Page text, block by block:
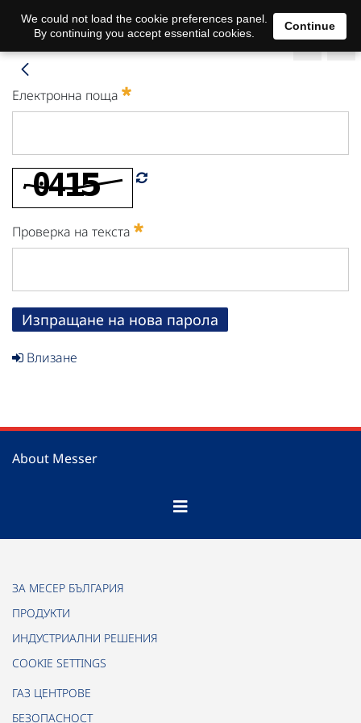
Електронна поща
Проверка на текста
Изпращане на нова парола
Влизане
About Messer
ЗА МЕСЕР БЪЛГАРИЯ
ПРОДУКТИ
ИНДУСТРИАЛНИ РЕШЕНИЯ
COOKIE SETTINGS
ГАЗ ЦЕНТРОВЕ
БЕЗОПАСНОСТ
We could not load the cookie preferences panel.
By continuing you accept essential cookies.
Continue